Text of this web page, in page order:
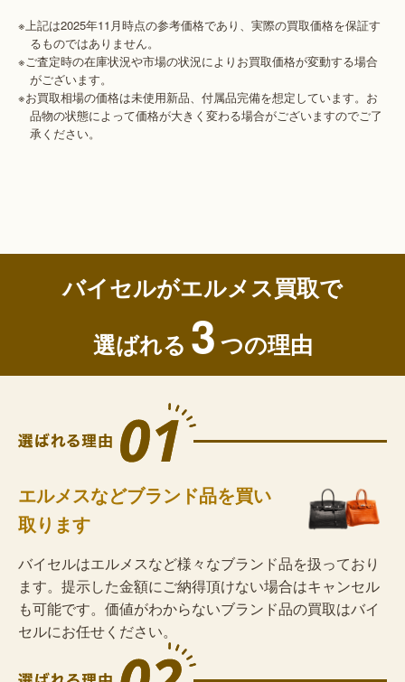
※上記は2025年11月時点の参考価格であり、実際の買取価格を保証す
るものではありません。
※ご査定時の在庫状況や市場の状況によりお買取価格が変動する場合
がございます。
※お買取相場の価格は未使用新品、付属品完備を想定しています。お
品物の状態によって価格が大きく変わる場合がございますのでご了
承ください。
バイセルがエルメス買取で
選ばれる 3つの理由
エルメスなどブランド品を買い
取ります
バイセルはエルメスなど様々なブランド品を扱っており
ます。提示した金額にご納得頂けない場合はキャンセル
も可能です。価値がわからないブランド品の買取はバイ
セルにお任せください。